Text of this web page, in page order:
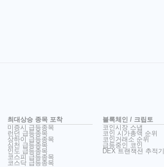
최대상승 종목 포착
미증시 급등종목
런던 급등종목
상하이 급등종목
심천 급등종목
인도 급등종목
코스피 급등종목
코스닥 급등종목
블록체인 / 크립토
코인시장 스냅
코인 시가총액 순위
코인거래소 순위
급등중인 코인
DEX 트랜잭션 추적기